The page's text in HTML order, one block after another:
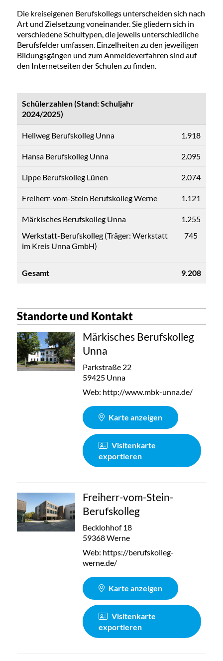
Die kreiseigenen Berufskollegs unterscheiden sich nach
Art und Zielsetzung voneinander. Sie gliedern sich in
verschiedene Schultypen, die jeweils unterschiedliche
Berufsfelder umfassen. Einzelheiten zu den jeweiligen
Bildungsgängen und zum Anmeldeverfahren sind auf
den Internetseiten der Schulen zu finden.
Schülerzahlen (Stand: Schuljahr
2024/2025)
Hellweg Berufskolleg Unna 1.918
Hansa Berufskolleg Unna 2.095
Lippe Berufskolleg Lünen 2.074
Freiherr-vom-Stein Berufskolleg Werne 1.121
Märkisches Berufskolleg Unna
Werkstatt-Berufskolleg (Träger: Werkstatt
im Kreis Unna GmbH)
1.255
745
Gesamt 9.208
Standorte und Kontakt
Märkisches Berufskolleg
Unna
Parkstraße 22
59425 Unna
Web: http://www.mbk-unna.de/
Karte anzeigen
Visitenkarte
exportieren
Freiherr-vom-Stein-
Berufskolleg
Becklohhof 18
59368 Werne
Web: https://berufskolleg-
werne.de/
Karte anzeigen
Visitenkarte
exportieren